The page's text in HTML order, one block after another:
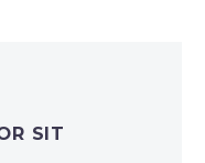
SIT